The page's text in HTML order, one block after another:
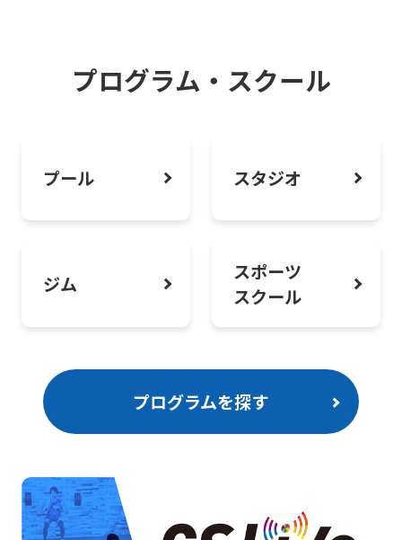
ポーツのアクアプログラムをご紹介しま
ピラティス・ヨガで“しなやかボディメイ
プログラム・スクール
プール スタジオ
ジム
スポーツ
スクール
プログラムを探す